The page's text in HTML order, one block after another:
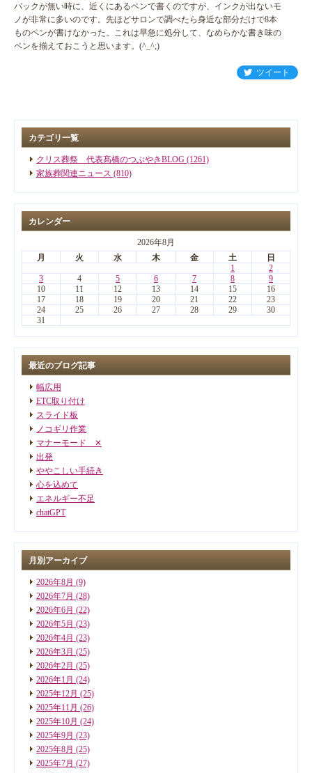
バックが無い時に、近くにあるペンで書くのですが、インクが出ないモ
ノが非常に多いのです。先ほどサロンで調べたら身近な部分だけで8本
ものペンが書けなかった。これは早急に処分して、なめらかな書き味の
ペンを揃えておこうと思います。(^_^;)
ツイート
カテゴリ一覧
クリス葬祭 代表髙橋のつぶやきBLOG (1261)
家族葬関連ニュース (810)
カレンダー
2026年8月
月
火 水 木 金 土
日
1
2
3
4 5 6 7 8
9
10
11 12 13 14 15
16
17
18 19 20 21 22
23
24
25 26 27 28 29
30
31
最近のブログ記事
幅広用
ETC取り付け
スライド板
ノコギリ作業
マナーモード ✕
出発
ややこしい手続き
心を込めて
エネルギー不足
chatGPT
月別アーカイブ
2026年8月 (9)
2026年7月 (28)
2026年6月 (22)
2026年5月 (23)
2026年4月 (23)
2026年3月 (25)
2026年2月 (25)
2026年1月 (24)
2025年12月 (25)
2025年11月 (26)
2025年10月 (24)
2025年9月 (23)
2025年8月 (25)
2025年7月 (27)